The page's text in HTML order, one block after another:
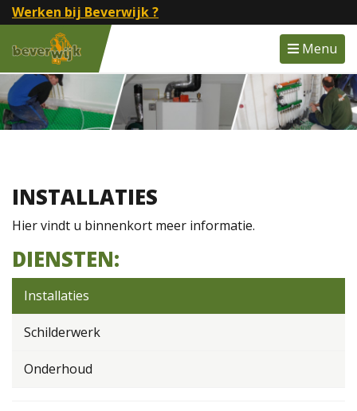
Werken bij Beverwijk ?
Menu
INSTALLATIES
Hier vindt u binnenkort meer informatie.
DIENSTEN:
Installaties
Schilderwerk
Onderhoud